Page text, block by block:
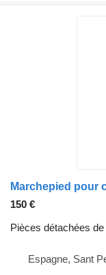
Marchepied pour
150 €
Pièces détachées
Espagne, Sant